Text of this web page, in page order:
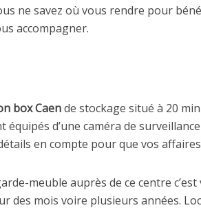
ne savez où vous rendre pour
accompagner.
box Caende stockage situé à 20
équipés d’une caméra de
en compte pour que vos
meuble auprès de ce centre
des mois voire plusieurs années.